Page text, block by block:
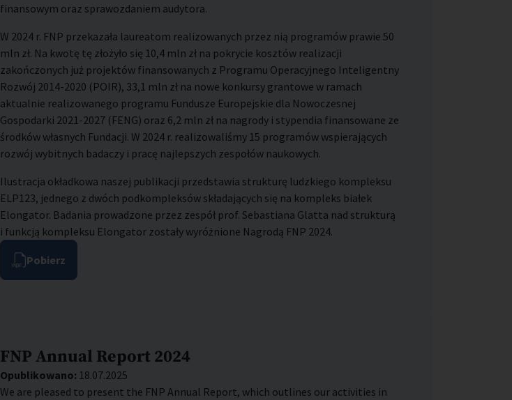
finansowym oraz sprawozdaniem audytora.
W 2024 r. FNP przekazała laureatom realizowanych przez nią programów prawie 50
mln zł. Na kwotę tę złożyło się 10,4 mln zł na pokrycie kosztów realizacji
zakończonych już projektów finansowanych z Programu Operacyjnego Inteligentny
Rozwój 2014-2020 (POIR), 33,1 mln zł na nowe konkursy grantowe w ramach
aktualnie realizowanego programu Fundusze Europejskie dla Nowoczesnej
Gospodarki 2021-2027 (FENG) oraz 6,2 mln zł na nagrody i stypendia finansowane ze
środków własnych Fundacji. W 2024 r. realizowaliśmy 15 programów wspierających
rozwój wybitnych badaczy i pracę najlepszych zespołów naukowych.
Ilustracja okładkowa naszej publikacji przedstawia strukturę ludzkiego kompleksu
ELP123, jednego z dwóch podkompleksów składających się na kompleks białek
Elongator. Badania prowadzone przez zespół prof. Sebastiana Glatta nad strukturą
i funkcją kompleksu Elongator zostały wyróżnione Nagrodą FNP 2024.
Pobierz
FNP Annual Report 2024
Opublikowano: 18.07.2025
We are pleased to present the FNP Annual Report, which outlines our activities in